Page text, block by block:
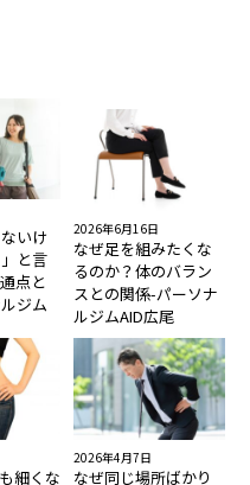
いけ
と言
点と
ジム
2026年6月16日
なぜ足を組みたくな
るのか？体のバラン
スとの関係-パーソナ
ルジムAID広尾
細くな
2026年4月7日
なぜ同じ場所ばかり